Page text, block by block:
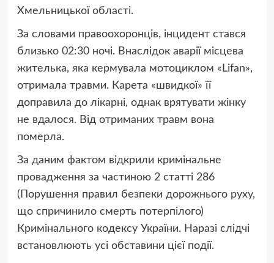
Хмельницької області.
За словами правоохоронців, інцидент стався
близько 02:30 ночі. Внаслідок аварії місцева
жителька, яка кермувала мотоциклом «Lifan»,
отримала травми. Карета «швидкої» її
доправила до лікарні, однак врятувати жінку
не вдалося. Від отриманих травм вона
померла.
За даним фактом відкрили кримінальне
провадження за частиною 2 статті 286
(Порушення правил безпеки дорожнього руху,
що спричинило смерть потерпілого)
Кримінального кодексу України. Наразі слідчі
встановлюють усі обставини цієї події.